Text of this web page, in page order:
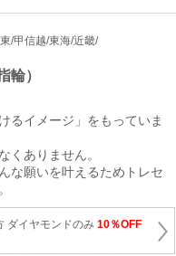
/甲信越/東海/近畿/
輪）
るイメージ」をもっていま
くありません。
な願いを叶えるためトレセ
ダイヤモンドのみ 10％OFF